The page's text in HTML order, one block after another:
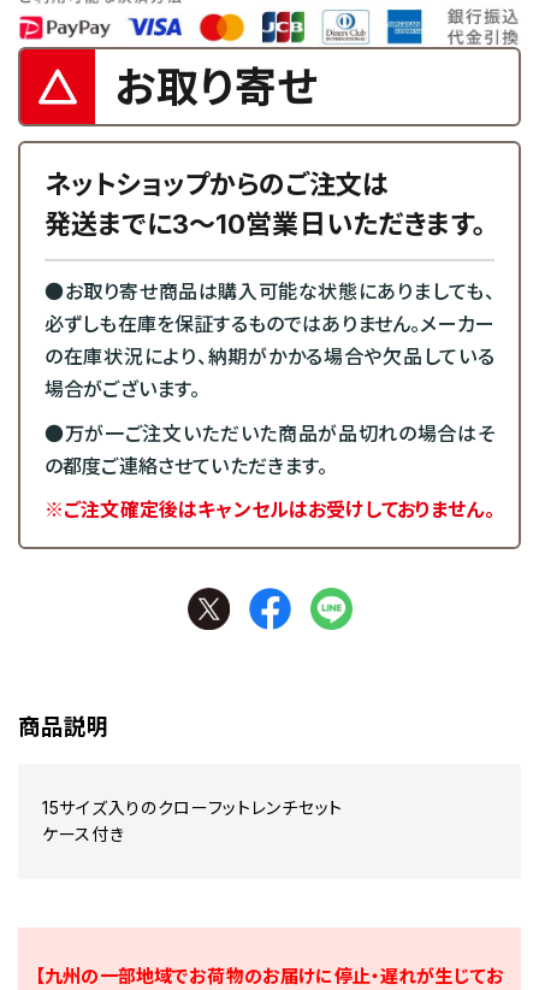
お取り寄せ
ネットショップからのご注文は
発送までに3～10営業日いただきます。
●お取り寄せ商品は購入可能な状態にありましても、
必ずしも在庫を保証するものではありません。メーカー
の在庫状況により、納期がかかる場合や欠品している
場合がございます。
●万が一ご注文いただいた商品が品切れの場合はそ
の都度ご連絡させていただきます。
※ご注文確定後はキャンセルはお受けしておりません。
商品説明
15サイズ入りのクローフットレンチセット
ケース付き
【九州の一部地域でお荷物のお届けに停止・遅れが生じてお